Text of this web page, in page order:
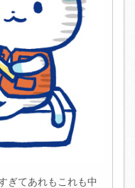
ぎてあれもこれも中